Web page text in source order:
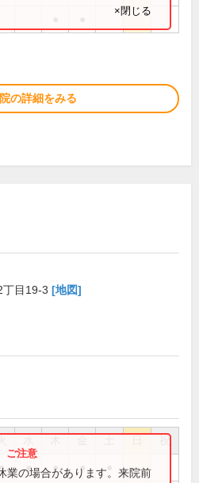
×閉じる
の詳細をみる
丁目19-3 [地図]
祝
● ● ●
業の場合があります。来院前